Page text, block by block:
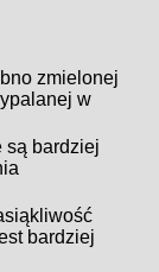
zmielonej
w
są bardziej
bardziej